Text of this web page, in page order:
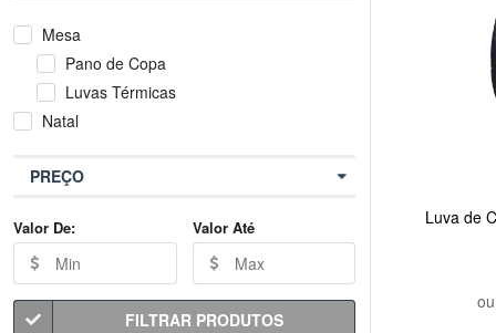
Mesa
Pano de Copa
Luvas Térmicas
Natal
PREÇO
Valor De: Valor Até
FILTRAR PRODUTOS
Luva de